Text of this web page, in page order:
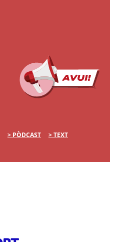
PÒDCAST
TEXT